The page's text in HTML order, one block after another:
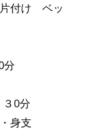
け ベッ
身支